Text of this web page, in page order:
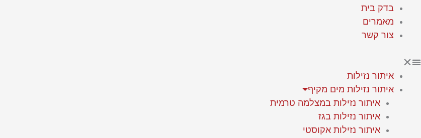
בדק בית
מאמרים
צור קשר
איתור נזילות
איתור נזילות מים מקיף
איתור נזילות במצלמה טרמית
איתור נזילות בגז
איתור נזילות אקוסטי